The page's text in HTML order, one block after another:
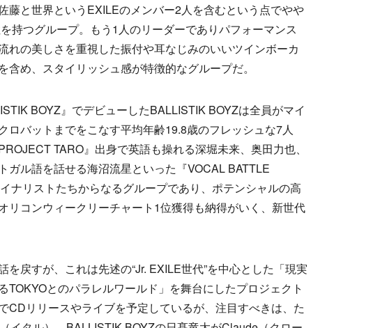
藤と世界というEXILEのメンバー2人を含むという点でやや
持つグループ。もう1人のリーダーでありパフォーマンス
れの美しさを重視した振付や耳なじみのいいツインボーカ
め、スタイリッシュ感が特徴的なグループだ。
BOYZ』でデビューしたBALLISTIK BOYZは全員がマイ
ロバットまでをこなす平均年齢19.8歳のフレッシュな7人
TARO』出身で英語も操れる深堀未来、奥田力也、
ガル語を話せる海沼流星といった『VOCAL BATTLE
ナリストたちからなるグループであり、ポテンシャルの高
リコンウィークリーチャート1位獲得も納得がいく、新世代
戻すが、これは先述の“Jr. EXILE世代”を中心とした「現実
TOKYOとのパラレルワールド」を舞台にしたプロジェクト
CDリリースやライブを予定しているが、注目すべきは、た